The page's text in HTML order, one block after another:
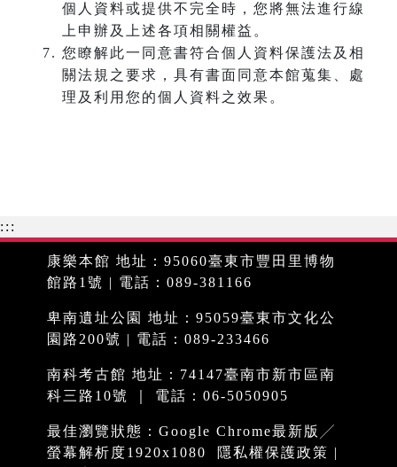
個人資料或提供不完全時，您將無法進行線
上申辦及上述各項相關權益。
您瞭解此一同意書符合個人資料保護法及相
關法規之要求，具有書面同意本館蒐集、處
理及利用您的個人資料之效果。
:::
康樂本館 地址：95060臺東市豐田里博物
館路1號 | 電話：089-381166
卑南遺址公園 地址：95059臺東市文化公
園路200號 | 電話：089-233466
南科考古館 地址：74147臺南市新市區南
科三路10號 ｜ 電話：06-5050905
最佳瀏覽狀態：Google Chrome最新版╱
螢幕解析度1920x1080
隱私權保護政策 |